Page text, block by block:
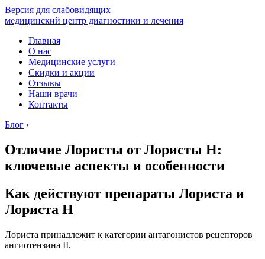
Версия для слабовидящих
медицинский центр диагностики и лечения
Главная
О нас
Медицинские услуги
Скидки и акции
Отзывы
Наши врачи
Контакты
Блог ›
Отличие Лористы от Лористы Н:
ключевые аспекты и особенности
Как действуют препараты Лориста и
Лориста Н
Лориста принадлежит к категории антагонистов рецепторов
ангиотензина II.